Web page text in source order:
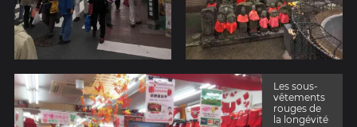
Les sous-
vêtements
rouges de
la longévité